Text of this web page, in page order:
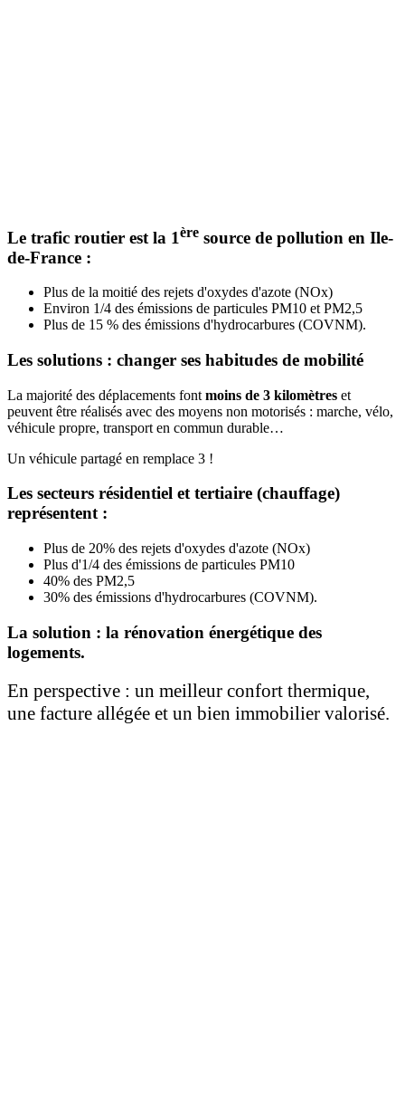
Le trafic routier est la 1ère source de pollution en Ile-
de-France :
Plus de la moitié des rejets d'oxydes d'azote (NOx)
Environ 1/4 des émissions de particules PM10 et PM2,5
Plus de 15 % des émissions d'hydrocarbures (COVNM).
Les solutions : changer ses habitudes de mobilité
La majorité des déplacements font moins de 3 kilomètres et
peuvent être réalisés avec des moyens non motorisés : marche, vélo,
véhicule propre, transport en commun durable…
Un véhicule partagé en remplace 3 !
Les secteurs résidentiel et tertiaire (chauffage)
représentent :
Plus de 20% des rejets d'oxydes d'azote (NOx)
Plus d'1/4 des émissions de particules PM10
40% des PM2,5
30% des émissions d'hydrocarbures (COVNM).
La solution : la rénovation énergétique des
logements.
En perspective : un meilleur confort thermique,
une facture allégée et un bien immobilier valorisé.